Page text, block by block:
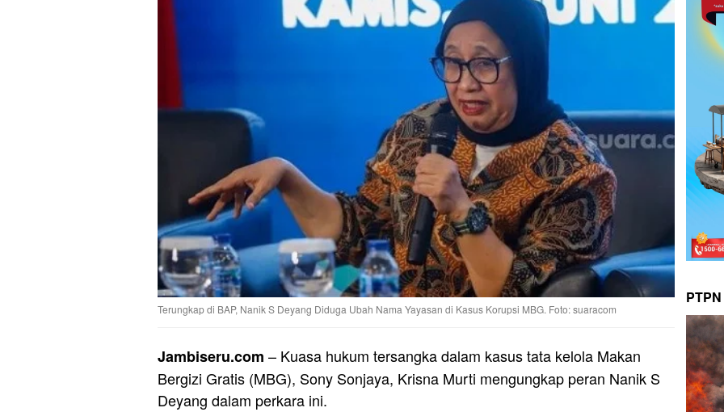
Terungkap di BAP, Nanik S Deyang Diduga Ubah Nama Yayasan di Kasus Korupsi MBG. Foto: suaracom
Jambiseru.com – Kuasa hukum tersangka dalam kasus tata kelola Makan
Bergizi Gratis (MBG), Sony Sonjaya, Krisna Murti mengungkap peran Nanik S
Deyang dalam perkara ini.